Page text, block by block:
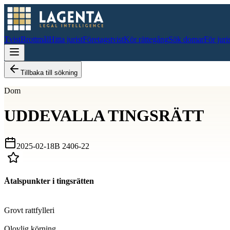
TvistBrottmålHitta juristFöretagstvistKör rättegångSök domarFör
Tillbaka till sökning
Dom
UDDEVALLA TINGSRÄTT
2025-02-18B 2406-22
Åtalspunkter i tingsrätten
Grovt rattfylleri